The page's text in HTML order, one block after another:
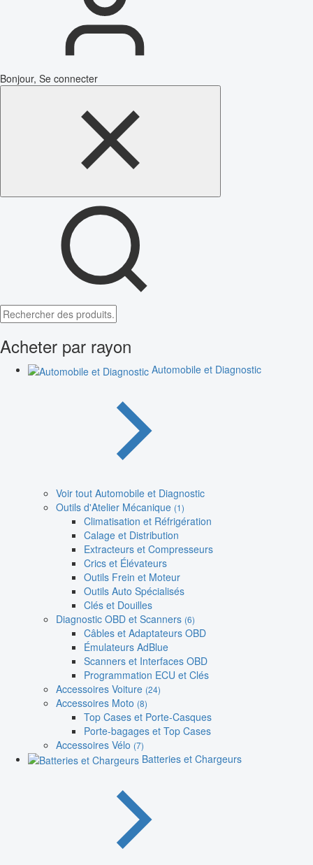
Bonjour, Se connecter
Acheter par rayon
Automobile et Diagnostic
Voir tout Automobile et Diagnostic
Outils d'Atelier Mécanique (1)
Climatisation et Réfrigération
Calage et Distribution
Extracteurs et Compresseurs
Crics et Élévateurs
Outils Frein et Moteur
Outils Auto Spécialisés
Clés et Douilles
Diagnostic OBD et Scanners (6)
Câbles et Adaptateurs OBD
Émulateurs AdBlue
Scanners et Interfaces OBD
Programmation ECU et Clés
Accessoires Voiture (24)
Accessoires Moto (8)
Top Cases et Porte-Casques
Porte-bagages et Top Cases
Accessoires Vélo (7)
Batteries et Chargeurs